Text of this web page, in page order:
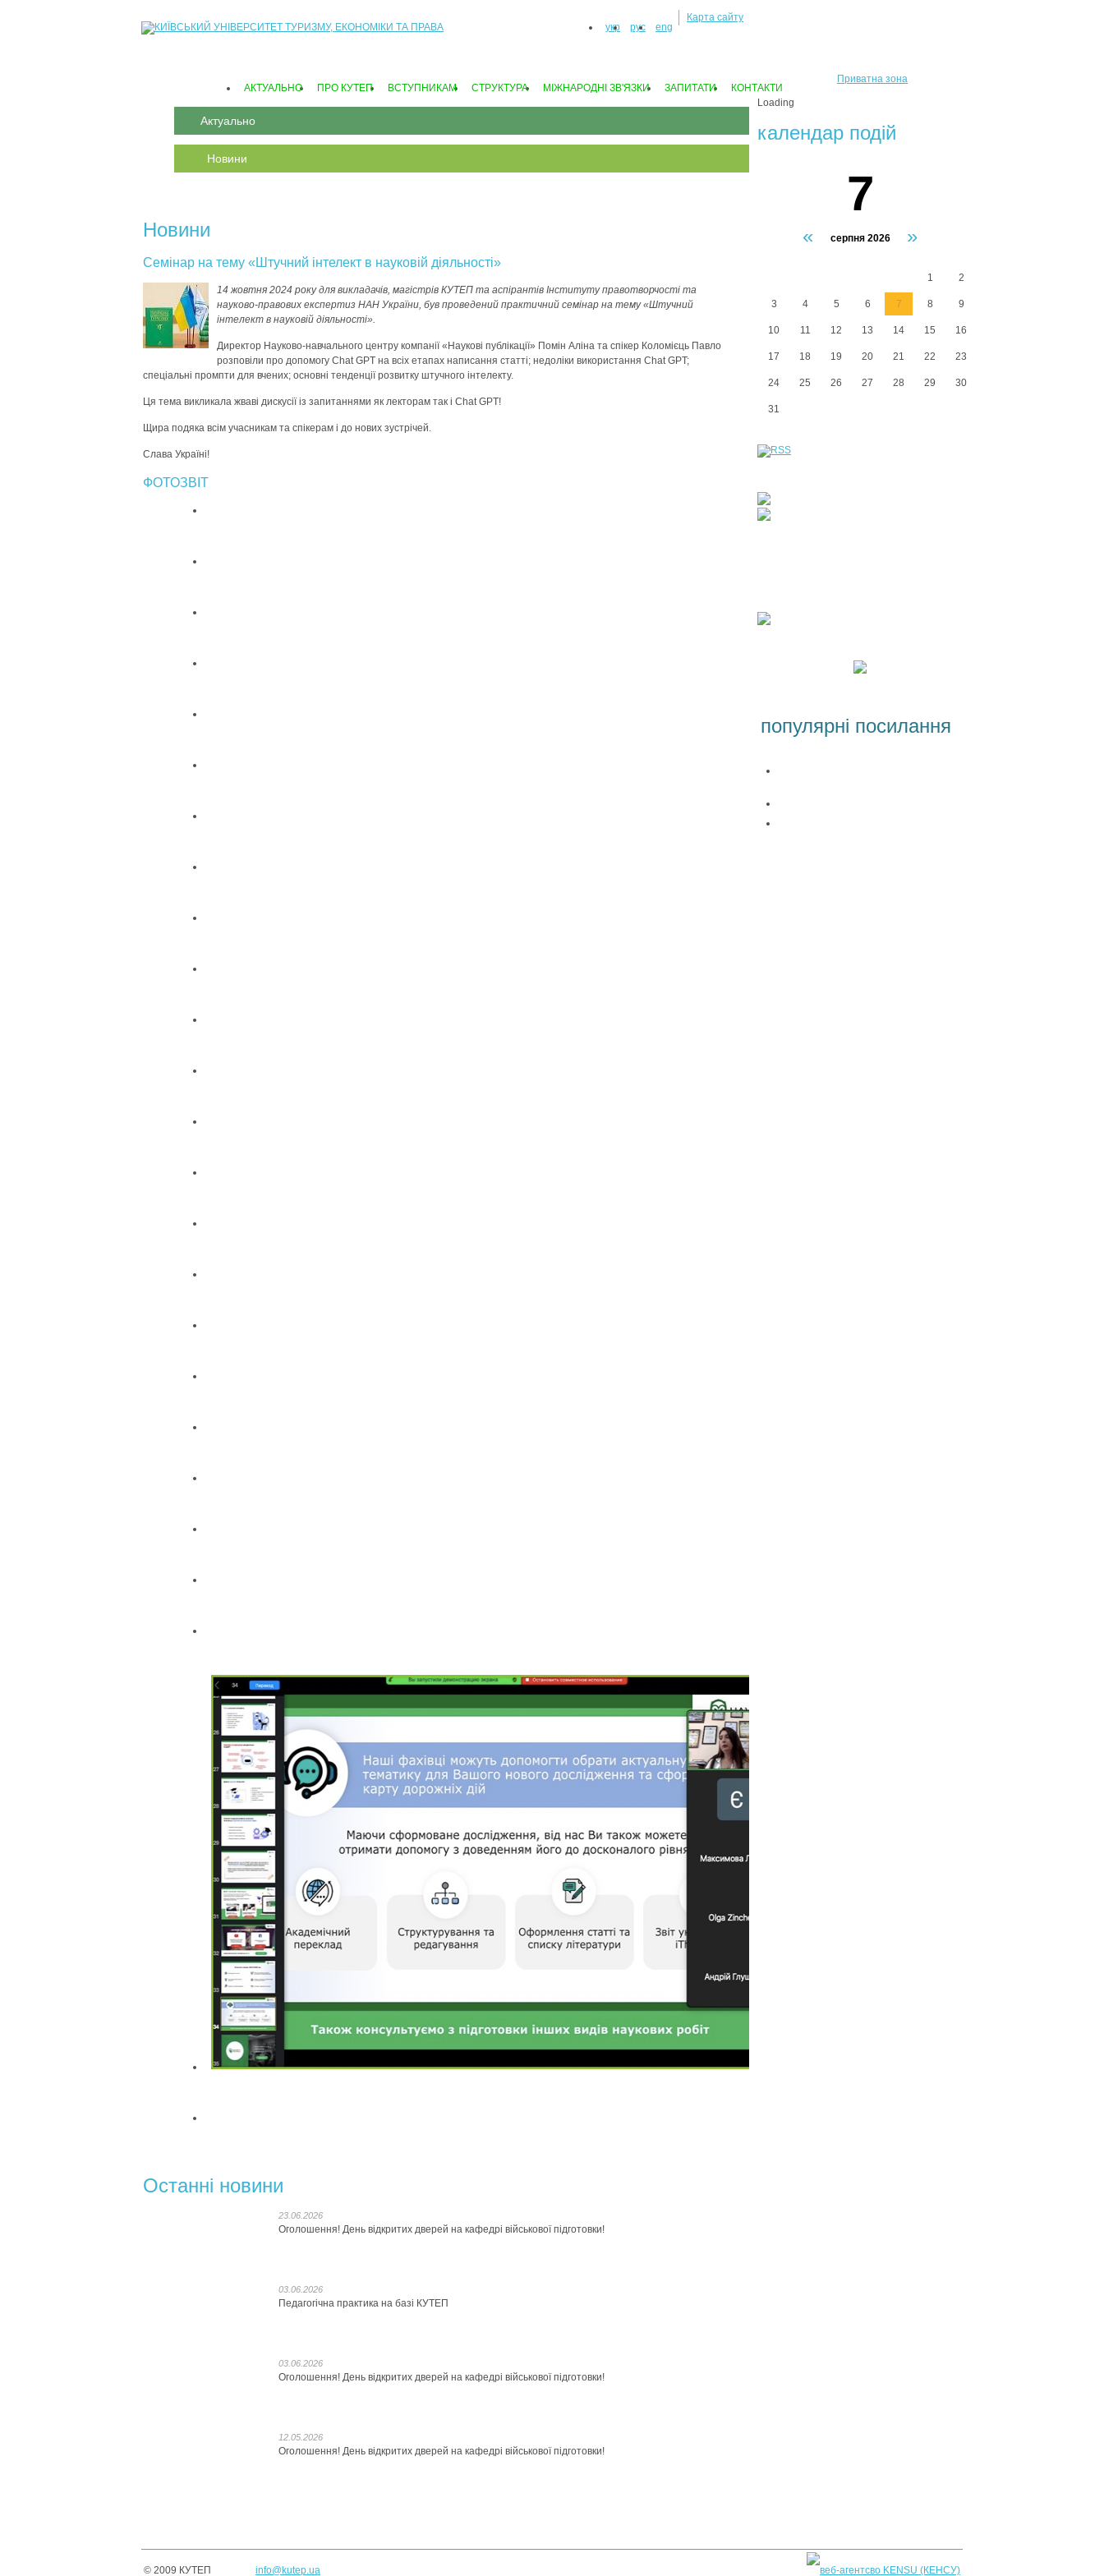
Карта сайту
АКТУАЛЬНО ПРО КУТЕП ВСТУПНИКАМ СТРУКТУРА МIЖНАРОДНI ЗВ'ЯЗКИ ЗАПИТАТИ КОНТАКТИ
укр рус eng
Приватна зона
Актуально
Новини
Новини
Семінар на тему «Штучний інтелект в науковій діяльності»
14 жовтня 2024 року для викладачів, магістрів КУТЕП та аспірантів Інституту правотворчості та
науково-правових експертиз НАН України, був проведений практичний семінар на тему «Штучний
інтелект в науковій діяльності».
Директор Науково-навчального центру компанії «Наукові публікації» Помін Аліна та спікер Коломієць Павло
розповіли про допомогу Chat GPT на всіх етапах написання статті; недоліки використання Chat GPT;
спеціальні промпти для вчених; основні тенденції розвитку штучного інтелекту.
Ця тема викликала жваві дискусії із запитаннями як лекторам так і Chat GPT!
Щира подяка всім учасникам та спікерам і до нових зустрічей.
Слава Україні!
ФОТОЗВІТ
Останні новини
23.06.2026
Оголошення! День відкритих дверей на кафедрі військової підготовки!
03.06.2026
Педагогічна практика на базі КУТЕП
03.06.2026
Оголошення! День відкритих дверей на кафедрі військової підготовки!
12.05.2026
Оголошення! День відкритих дверей на кафедрі військової підготовки!
Loading
календар подiй
«
7
серпня 2026 »
1 2
3 4 5 6 7 8 9
10 11 12 13 14 15 16
17 18 19 20 21 22 23
24 25 26 27 28 29 30
31
популярні посилання
© 2009 КУТЕП info@kutep.ua